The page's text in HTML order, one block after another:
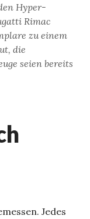
Hyper-
Rimac
zu einem
die
seien bereits
Jedes